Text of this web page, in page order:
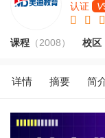
认证
V
课程 （2008） 校区
详情 摘要 简